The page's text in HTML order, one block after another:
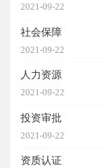
2021-09-22
社会保障
2021-09-22
人力资源
2021-09-22
投资审批
2021-09-22
资质认证